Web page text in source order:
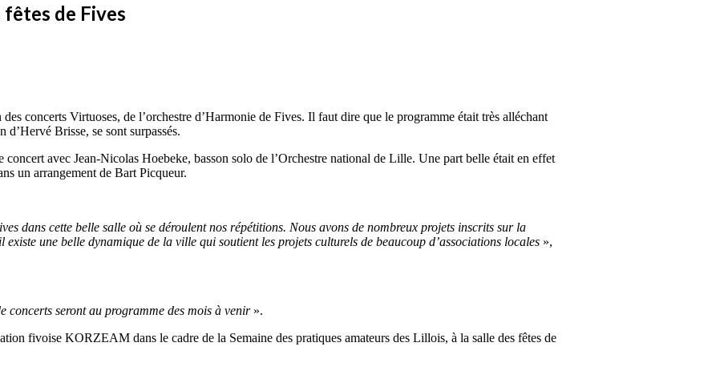
de Fives
concerts Virtuoses, de l’orchestre d’Harmonie de Fives. Il faut dire que le programme était très alléchant
d’Hervé Brisse, se sont surpassés.
avec Jean-Nicolas Hoebeke, basson solo de l’Orchestre national de Lille. Une part belle était en effet
un arrangement de Bart Picqueur.
dans cette belle salle où se déroulent nos répétitions. Nous avons de nombreux projets inscrits sur la
une belle dynamique de la ville qui soutient les projets culturels de beaucoup d’associations locales »,
concerts seront au programme des mois à venir ».
fivoise KORZEAM dans le cadre de la Semaine des pratiques amateurs des Lillois, à la salle des fêtes de